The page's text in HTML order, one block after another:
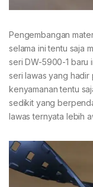
Pengembangan
selama ini tentu saja
seri DW-5900-1 baru
seri lawas yang hadir
kenyamanan tentu
sedikit yang
lawas ternyata lebih